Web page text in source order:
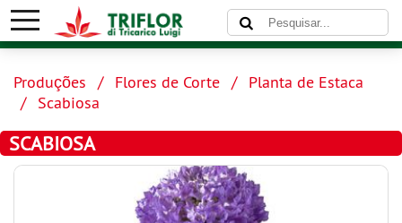
Produções Flores de Corte
Planta de Estaca
Scabiosa
SCABIOSA